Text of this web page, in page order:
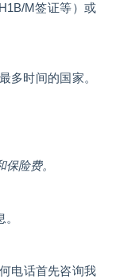
M签证等）或
多时间的国家。
险费。
电话首先咨询我